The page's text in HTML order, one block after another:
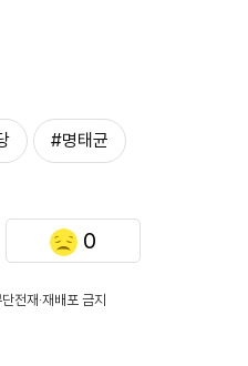
#명태균
0
전재·재배포 금지